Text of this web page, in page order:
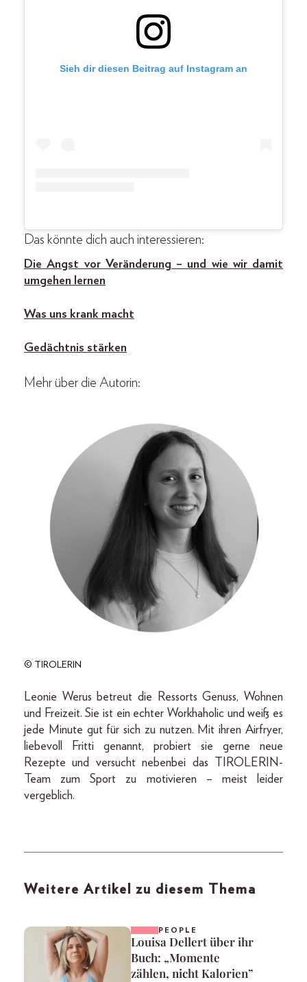
Sieh dir diesen Beitrag auf Instagram an
Das könnte dich auch interessieren:
Die Angst vor Veränderung – und wie wir damit
umgehen lernen
Was uns krank macht
Gedächtnis stärken
Mehr über die Autorin:
© TIROLERIN
Leonie Werus betreut die Ressorts Genuss, Wohnen
und Freizeit. Sie ist ein echter Workhaholic und weiß es
jede Minute gut für sich zu nutzen. Mit ihren Airfryer,
liebevoll Fritti genannt, probiert sie gerne neue
Rezepte und versucht nebenbei das TIROLERIN-
Team zum Sport zu motivieren – meist leider
vergeblich.
Weitere Artikel zu diesem Thema
PEOPLE
Louisa Dellert über ihr
Buch: „Momente
zählen, nicht Kalorien”